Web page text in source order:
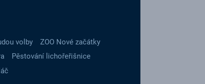
volby
ZOO Nové začátky
Pěstování lichořeřišnice